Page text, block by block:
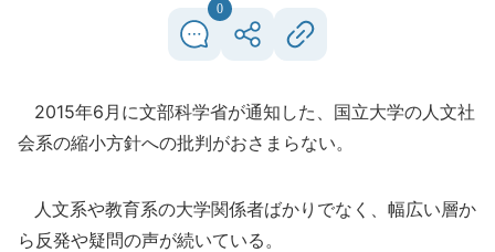
0
2015年6月に文部科学省が通知した、国立大学の人文社
会系の縮小方針への批判がおさまらない。
人文系や教育系の大学関係者ばかりでなく、幅広い層か
ら反発や疑問の声が続いている。